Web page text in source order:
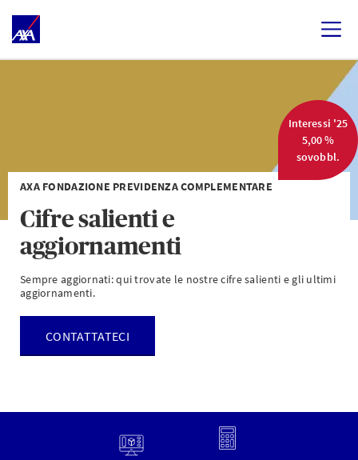
AXA FONDAZIONE PREVIDENZA COMPLEMENTARE
Cifre salienti e
aggiornamenti
Sempre aggiornati: qui trovate le nostre cifre salienti e gli ultimi
aggiornamenti.
CONTATTATECI
Interessi '25
5,00 %
sovobbl.